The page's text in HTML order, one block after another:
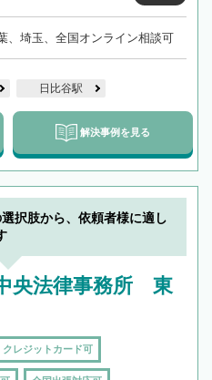
、埼玉、全国オンライン相談可
日比谷駅
解決事例を見る
択肢から、依頼者様に適し
央法律事務所 東
クレジットカード可